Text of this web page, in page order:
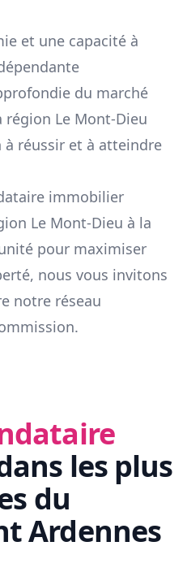
et une capacité à
du marché
région Le Mont-Dieu
réussir et à atteindre
immobilier
Le Mont-Dieu à la
pour maximiser
nous vous invitons
notre réseau
les plus
du
Ardennes